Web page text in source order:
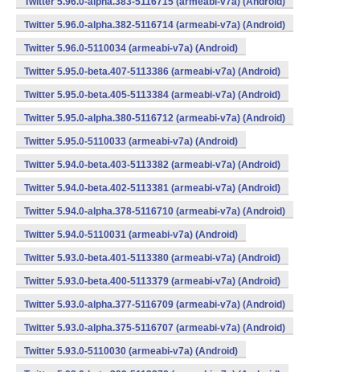
Twitter 5.96.0-alpha.382-5116714 (armeabi-v7a) (Android)
Twitter 5.96.0-5110034 (armeabi-v7a) (Android)
Twitter 5.95.0-beta.407-5113386 (armeabi-v7a) (Android)
Twitter 5.95.0-beta.405-5113384 (armeabi-v7a) (Android)
Twitter 5.95.0-alpha.380-5116712 (armeabi-v7a) (Android)
Twitter 5.95.0-5110033 (armeabi-v7a) (Android)
Twitter 5.94.0-beta.403-5113382 (armeabi-v7a) (Android)
Twitter 5.94.0-beta.402-5113381 (armeabi-v7a) (Android)
Twitter 5.94.0-alpha.378-5116710 (armeabi-v7a) (Android)
Twitter 5.94.0-5110031 (armeabi-v7a) (Android)
Twitter 5.93.0-beta.401-5113380 (armeabi-v7a) (Android)
Twitter 5.93.0-beta.400-5113379 (armeabi-v7a) (Android)
Twitter 5.93.0-alpha.377-5116709 (armeabi-v7a) (Android)
Twitter 5.93.0-alpha.375-5116707 (armeabi-v7a) (Android)
Twitter 5.93.0-5110030 (armeabi-v7a) (Android)